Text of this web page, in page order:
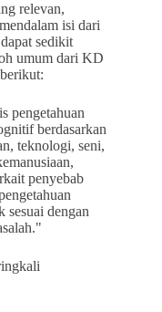
relevan,
isi dari
sedikit
umum dari KD
pengetahuan
berdasarkan
teknologi, seni,
penyebab
sesuai dengan